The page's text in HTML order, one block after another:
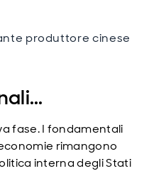
produttore cinese
fase. I fondamentali
rimangono
interna degli Stati